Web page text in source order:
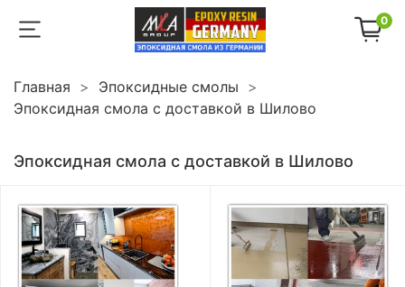
0
Главная
Эпоксидные смолы
Эпоксидная смола с доставкой в Шилово
Эпоксидная смола с доставкой в Шилово